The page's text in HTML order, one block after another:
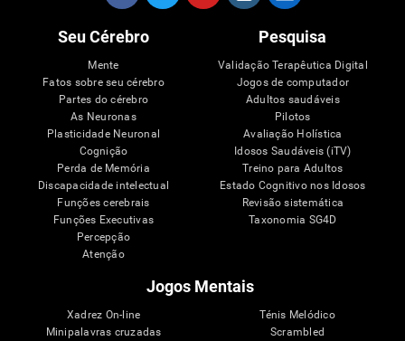
Seu Cérebro
Mente
Fatos sobre seu cérebro
Partes do cérebro
As Neuronas
Plasticidade Neuronal
Cognição
Perda de Memória
Discapacidade intelectual
Funções cerebrais
Funções Executivas
Percepção
Atenção
Pesquisa
Validação Terapêutica Digital
Jogos de computador
Adultos saudáveis
Pilotos
Avaliação Holística
Idosos Saudáveis (iTV)
Treino para Adultos
Estado Cognitivo nos Idosos
Revisão sistemática
Taxonomia SG4D
Jogos Mentais
Xadrez On-line
Minipalavras cruzadas
Ténis Melódico
Scrambled